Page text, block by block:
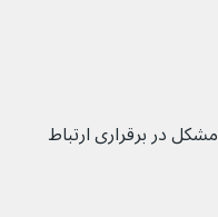
که مشکل در برقراری ارتباط